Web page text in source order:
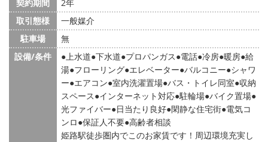
契約期間
2年
取引態様
一般媒介
駐車場
無
設備/条件
上水道 下水道 プロパンガス 電話 冷房 暖房 給
湯 フローリング エレベーター バルコニー シャワ
ー エアコン 室内洗濯置場 バス・トイレ同室 収納
スペース インターネット対応 駐輪場 バイク置場
光ファイバー 日当たり良好 閑静な住宅街 電気コ
ンロ 保証人不要 高齢者相談
姫路駅徒歩圏内でこのお家賃です！周辺環境充実し